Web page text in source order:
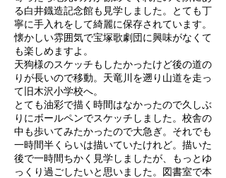
る白井鐡造記念館も見学しました。とても丁
寧に手入れをして綺麗に保存されています。
懐かしい雰囲気で宝塚歌劇団に興味がなくて
も楽しめますよ。
天狗様のスケッチもしたかったけど後の道の
りが長いので移動。天竜川を遡り山道を走っ
て旧木沢小学校へ。
とても油彩で描く時間はなかったので久しぶ
りにボールペンでスケッチしました。校舎の
中も歩いてみたかったので大急ぎ。それでも
一時間半くらいは描いていたけれど。描いた
後で一時間ちかく見学しましたが、もっとゆ
っくり過ごしたいと思いました。図書室で本